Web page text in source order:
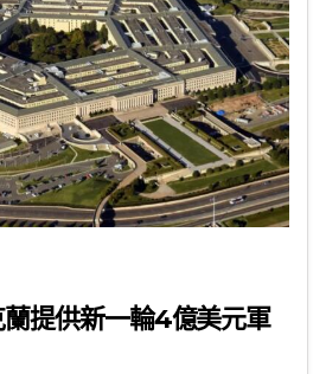
提供新一輪4億美元軍